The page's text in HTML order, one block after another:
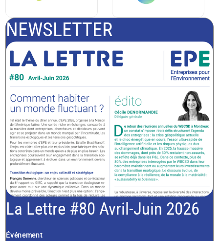
NEWSLETTER
La Lettre #80 Avril-Juin 2026
Événement